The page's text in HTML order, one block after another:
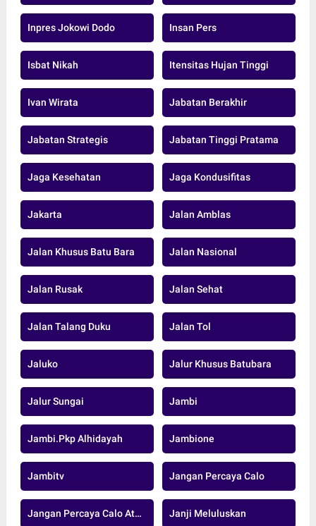
Inpres Jokowi Dodo Insan Pers
Isbat Nikah Itensitas Hujan Tinggi
Ivan Wirata Jabatan Berakhir
Jabatan Strategis Jabatan Tinggi Pratama
Jaga Kesehatan Jaga Kondusifitas
Jakarta Jalan Amblas
Jalan Khusus Batu Bara Jalan Nasional
Jalan Rusak Jalan Sehat
Jalan Talang Duku Jalan Tol
Jaluko Jalur Khusus Batubara
Jalur Sungai Jambi
Jambi.pkp Alhidayah Jambione
Jambitv Jangan Percaya Calo
Jangan Percaya Calo Atau Oknum Janji Meluluskan